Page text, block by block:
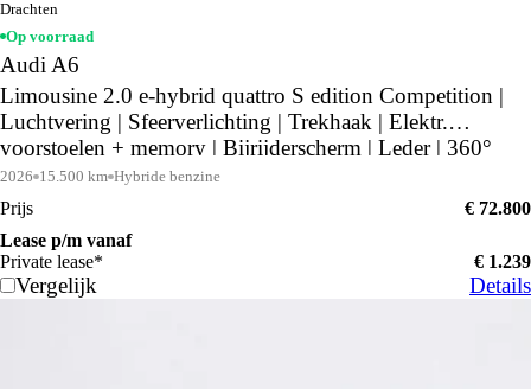
Drachten
Op voorraad
Audi A6
Limousine 2.0 e-hybrid quattro S edition Competition |
Luchtvering | Sfeerverlichting | Trekhaak | Elektr.
voorstoelen + memory | Bijrijderscherm | Leder | 360°
camera | Middernachtgroen |
2026 15.500 km Hybride benzine
Prijs
€ 72.800
Lease p/m vanaf
Private lease*
€ 1.239
Vergelijk Details